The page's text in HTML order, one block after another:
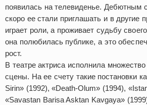
появилась на телевиденье. Дебютным
скоро ее стали приглашать и в другие
играет роли, а проживает судьбу
она полюбилась публике, а это
рост.
В театре актриса исполнила
сцены. На ее счету такие постановки
Sirin» (1992), «Death-Olum» (1994),
«Savastan Barisa Asktan Kavgaya»